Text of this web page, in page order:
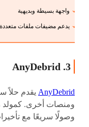
واجهة بسيطة وبديهية
يدعم مضيفات ملفات متعددة
3. AnyDebrid
AnyDebrid
وصولًا سريعًا مع